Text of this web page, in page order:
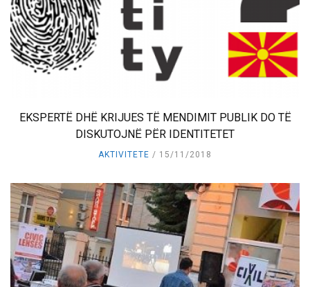
EKSPERTË DHË KRIJUES TË MENDIMIT PUBLIK DO TË
DISKUTOJNË PËR IDENTITETET
AKTIVITETE 15/11/2018